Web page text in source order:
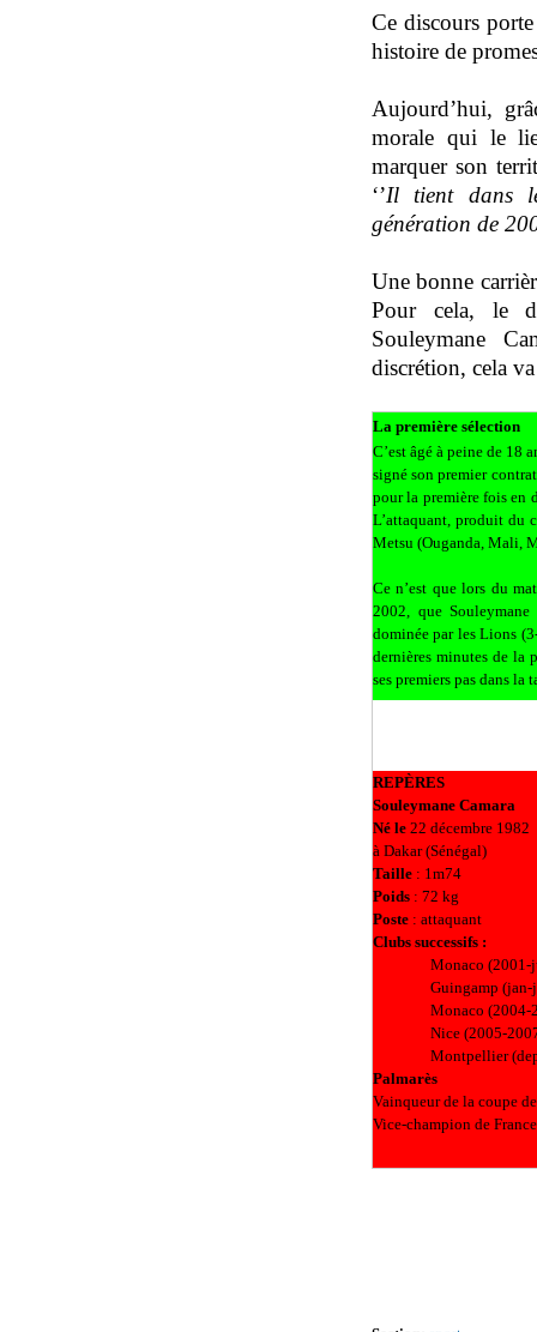
Ce discours
histoire de
Aujourd’hui,
morale qui le
marquer son
‘’Il tient dans
génération de
Une bonne
Pour cela, le
Souleymane
discrétion, cela
La première sélection
C’est âgé à peine de 18
signé son premier
pour la première fois en
L’attaquant, produit du
Metsu (Ouganda, Mali,
Ce n’est que lors du
2002, que
dominée par les Lions
dernières minutes de la
ses premiers pas dans
REPÈRES
Souleymane Camara
Né le 22 décembre 1982
à Dakar (Sénégal)
Taille : 1m74
Poids : 72 kg
Poste : attaquant
Clubs successifs :
Monaco (2001-
Guingamp
Monaco (2004-
Nice (2005-
Montpellier
Palmarès
Vainqueur de la coupe
Vice-champion de